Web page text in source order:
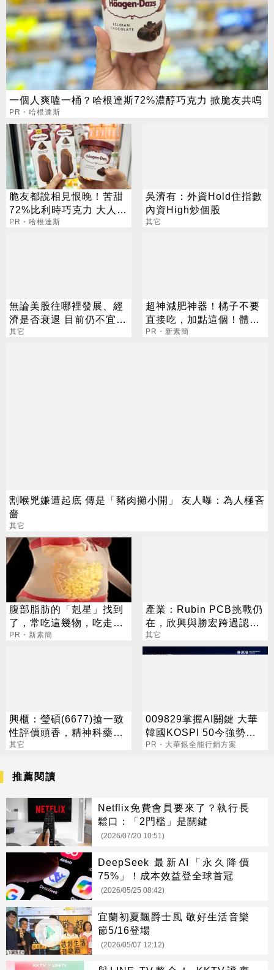
一個人爽嗑一桶？哈根達斯72%濃醇巧克力 掀脆友共鳴
PR・哈根達斯
脆友都說相見恨晚！苦甜
72%比利時巧克力 大人味
爆紅！
PR・哈根達斯
吳濟有：外資Hold住指數
內資High炒個股
其它
無論美股往哪裡發展、經
濟是否衰退 目前仍不宜棄
子投降？
其它
超神減肥神器！橘子不要
直接吃，加點這個！體重
天天下降
PR・新素簡
割喉兇嫌遭起底 傳是「豬肉攤小開」 友人曝：為人極吝
嗇
其它
腹部脂肪的「剋星」找到
了，常吃這幾物，吃走大
肚囊，瘦出小蠻腰
PR・新素簡
產業：Rubin PCB挑戰仍
在，欣興與勝宏跨過認證
且量產，臻鼎-KY與定穎
驗證中
其它
興櫃：瑩碩(6677)搶一致
性評價頭香，精神科藥品
遞交中國註冊申請
其它
009829掌握AI關鍵 大華
韓國KOSPI 50今強勢開
募
PR・大華銀全能行銷方案
推薦閱讀
Netflix免費會員要來了？執行長
鬆口：「2門檻」是關鍵
(2026/07/20 10:51)
DeepSeek 最新AI「永久降價
75%」！成本效益登全球首冠
(2026/05/25 08:42)
宜蘭初夏飄爵士風 敬好生活音樂
節5/16登場
(2026/05/07 12:12)